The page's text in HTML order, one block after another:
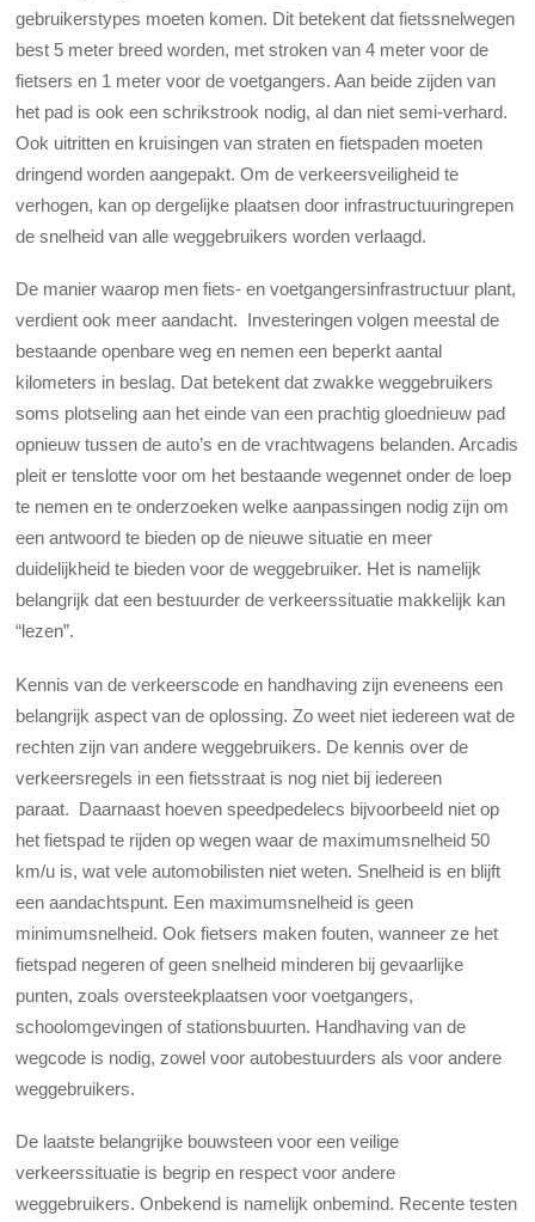
gebruikerstypes moeten komen. Dit betekent dat fietssnelwegen
best 5 meter breed worden, met stroken van 4 meter voor de
fietsers en 1 meter voor de voetgangers. Aan beide zijden van
het pad is ook een schrikstrook nodig, al dan niet semi-verhard.
Ook uitritten en kruisingen van straten en fietspaden moeten
dringend worden aangepakt. Om de verkeersveiligheid te
verhogen, kan op dergelijke plaatsen door infrastructuuringrepen
de snelheid van alle weggebruikers worden verlaagd.
De manier waarop men fiets- en voetgangersinfrastructuur plant,
verdient ook meer aandacht. Investeringen volgen meestal de
bestaande openbare weg en nemen een beperkt aantal
kilometers in beslag. Dat betekent dat zwakke weggebruikers
soms plotseling aan het einde van een prachtig gloednieuw pad
opnieuw tussen de auto’s en de vrachtwagens belanden. Arcadis
pleit er tenslotte voor om het bestaande wegennet onder de loep
te nemen en te onderzoeken welke aanpassingen nodig zijn om
een antwoord te bieden op de nieuwe situatie en meer
duidelijkheid te bieden voor de weggebruiker. Het is namelijk
belangrijk dat een bestuurder de verkeerssituatie makkelijk kan
“lezen”.
Kennis van de verkeerscode en handhaving zijn eveneens een
belangrijk aspect van de oplossing. Zo weet niet iedereen wat de
rechten zijn van andere weggebruikers. De kennis over de
verkeersregels in een fietsstraat is nog niet bij iedereen
paraat. Daarnaast hoeven speedpedelecs bijvoorbeeld niet op
het fietspad te rijden op wegen waar de maximumsnelheid 50
km/u is, wat vele automobilisten niet weten. Snelheid is en blijft
een aandachtspunt. Een maximumsnelheid is geen
minimumsnelheid. Ook fietsers maken fouten, wanneer ze het
fietspad negeren of geen snelheid minderen bij gevaarlijke
punten, zoals oversteekplaatsen voor voetgangers,
schoolomgevingen of stationsbuurten. Handhaving van de
wegcode is nodig, zowel voor autobestuurders als voor andere
weggebruikers.
De laatste belangrijke bouwsteen voor een veilige
verkeerssituatie is begrip en respect voor andere
weggebruikers. Onbekend is namelijk onbemind. Recente testen